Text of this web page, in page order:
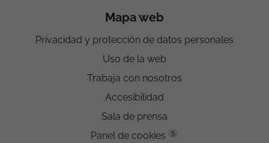
Mapa web
Privacidad y protección de datos personales
Uso de la web
Trabaja con nosotros
Accesibilidad
Sala de prensa
Panel de cookies
5